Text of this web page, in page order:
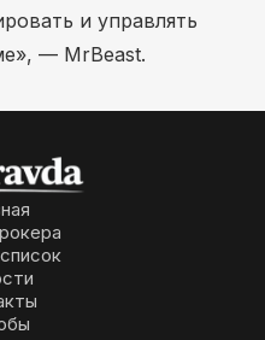
и управлять
— MrBeast.